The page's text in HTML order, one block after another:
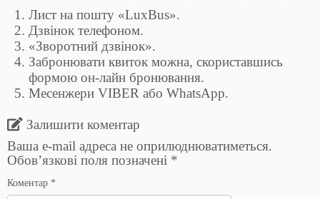
Лист на пошту «LuxBus».
Дзвінок телефоном.
«Зворотний дзвінок».
Забронювати квиток можна, скориставшись
формою он-лайн бронювання.
Месенжери VIBER або WhatsApp.
Залишити коментар
Ваша e-mail адреса не оприлюднюватиметься.
Обов’язкові поля позначені *
Коментар *